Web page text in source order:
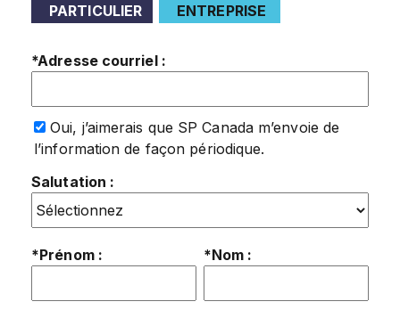
ENTREPRISE
PARTICULIER
*Adresse courriel :
Oui, j’aimerais que SP Canada m’envoie de
l’information de façon périodique.
Salutation :
*Prénom : *Nom :